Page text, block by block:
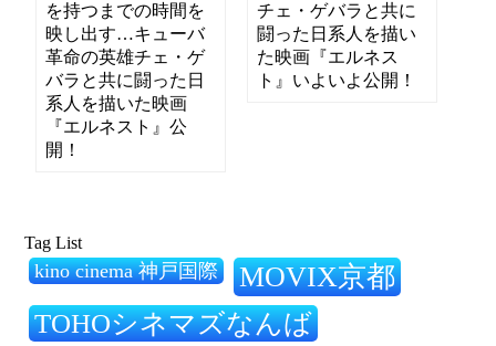
を持つまでの時間を
映し出す…キューバ
革命の英雄チェ・ゲ
バラと共に闘った日
系人を描いた映画
『エルネスト』公
開！
チェ・ゲバラと共に
闘った日系人を描い
た映画『エルネス
ト』いよいよ公開！
Tag List
kino cinema 神戸国際 MOVIX京都
TOHOシネマズなんば